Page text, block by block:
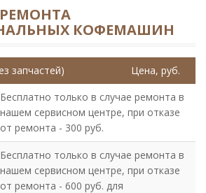
КОФЕМАШИН
запчастей)
Цена, руб.
Бесплатно только в случае ремонта в
нашем сервисном центре, при отказе
от ремонта - 300 руб.
Бесплатно только в случае ремонта в
нашем сервисном центре, при отказе
от ремонта - 600 руб. для